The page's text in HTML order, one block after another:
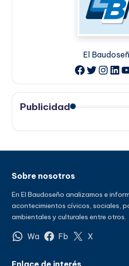
El
Twitter
Publicidad
Sobre nosotros
En El Baudoseño analizamos e
acontecimientos cívicos, sociales,
ambientales y culturales entre otros.
Wa Fb X
Enlace de interés